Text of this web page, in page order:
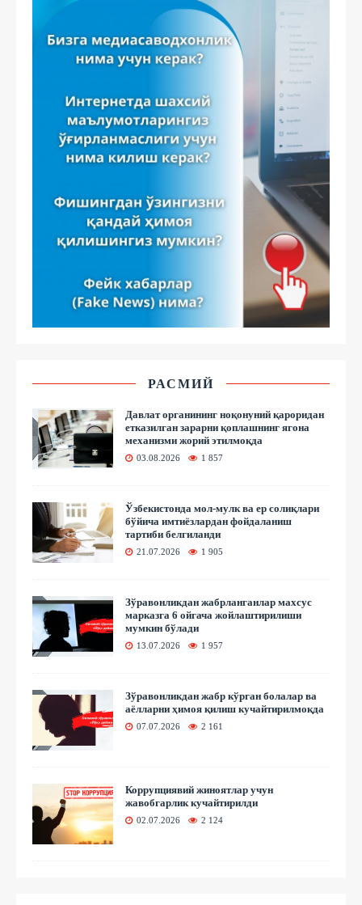
РАСМИЙ
Давлат органининг ноқонуний қароридан
етказилган зарарни қоплашнинг ягона
механизми жорий этилмоқда
03.08.2026 1 857
Ўзбекистонда мол-мулк ва ер солиқлари
бўйича имтиёзлардан фойдаланиш
тартиби белгиланди
21.07.2026 1 905
Зўравонликдан жабрланганлар махсус
марказга 6 ойгача жойлаштирилиши
мумкин бўлади
13.07.2026 1 957
Зўравонликдан жабр кўрган болалар ва
аёлларни ҳимоя қилиш кучайтирилмоқда
07.07.2026 2 161
Коррупциявий жиноятлар учун
жавобгарлик кучайтирилди
02.07.2026 2 124